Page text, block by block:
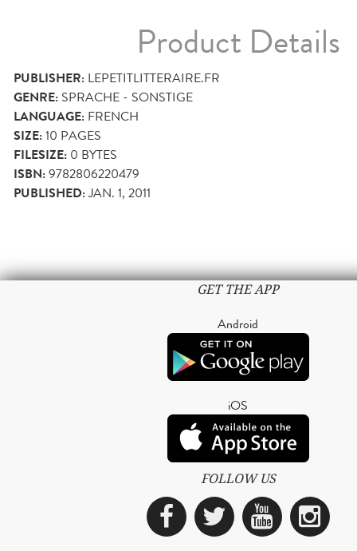
Product Details
PUBLISHER: LEPETITLITTERAIRE.FR
GENRE: SPRACHE - SONSTIGE
LANGUAGE: FRENCH
SIZE:10 PAGES
FILESIZE: 0 BYTES
ISBN:9782806220479
PUBLISHED:JAN. 1, 2011
GET THE APP
Android
iOS
FOLLOW US
Facebook
Twitter